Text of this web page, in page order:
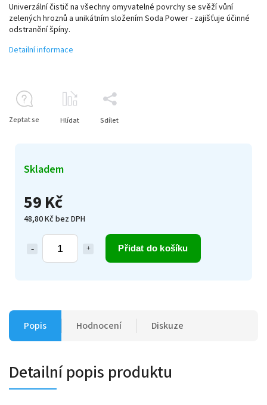
59 Kč
48,80 Kč bez DPH
Přidat do košíku
Skladem
Univerzální čistič na všechny omyvatelné povrchy se svěží vůní
zelených hroznů a unikátním složením Soda Power - zajišťuje účinné
odstranění špíny.
Detailní informace
Zeptat se Hlídat Sdílet
Popis Hodnocení Diskuze
Detailní popis produktu